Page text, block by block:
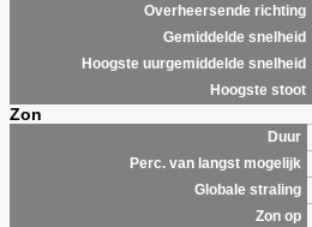
Overheersende richting
Gemiddelde snelheid
Hoogste uurgemiddelde snelheid
Hoogste stoot
Zon
Duur
Perc. van langst mogelijk
Globale straling
Zon op